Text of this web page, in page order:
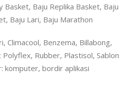
Basket, Baju Replika Basket, Baju
Baju Lari, Baju Marathon
Climacool, Benzema, Billabong,
Rubber, Plastisol, Sablon
komputer, bordir aplikasi